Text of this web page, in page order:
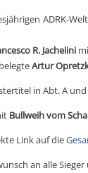
ADRK-
R. Jachelini
Artur
in Abt. A
Bullweih vom
Link auf die
an alle